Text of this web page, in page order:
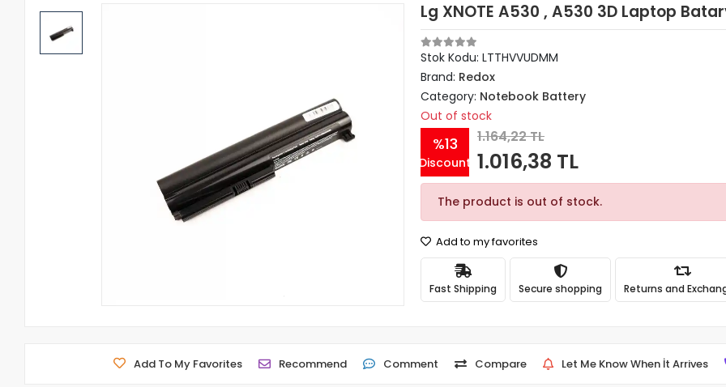
Lg XNOTE A530 , A530 3D Laptop
Stok Kodu: LTTHVVUDMM
Brand: Redox
Category: Notebook Battery
Out of stock
%13
Discount
1.164,22 TL
1.016,38 TL
The product is out of stock.
Add to my favorites
Fast Shipping Secure shopping Returns and
Add To My Favorites Recommend Comment Compare Let Me Know When İt Arrives